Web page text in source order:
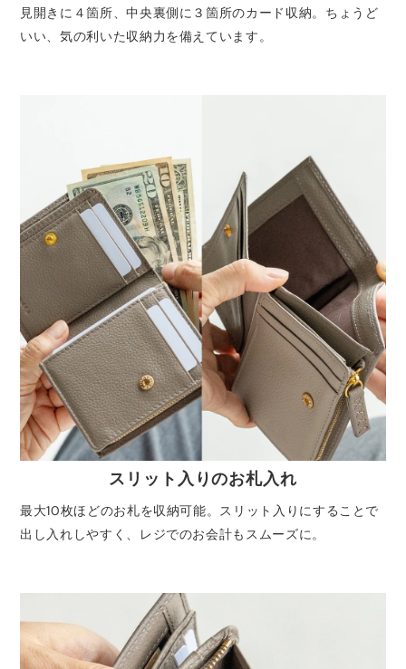
見開きに４箇所、中央裏側に３箇所のカード収納。ちょうど
いい、気の利いた収納力を備えています。
スリット入りのお札入れ
最大10枚ほどのお札を収納可能。スリット入りにすることで
出し入れしやすく、レジでのお会計もスムーズに。